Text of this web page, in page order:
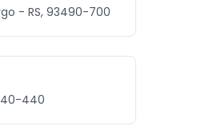
- RS, 93490-700
440